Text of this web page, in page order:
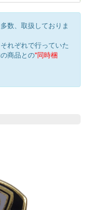
数、取扱しておりま
れぞれで行っていた
商品との"同時梱